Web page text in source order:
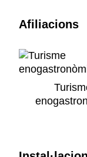
Afiliacions